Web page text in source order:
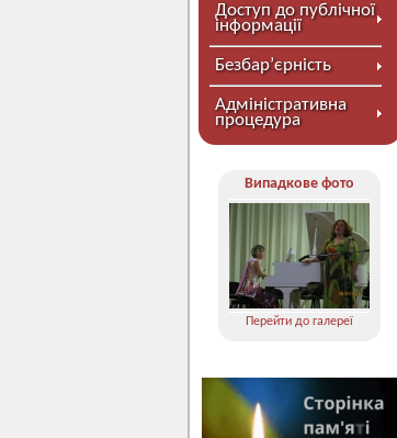
Доступ до публічної
інформації
Безбар’єрність
Адміністративна
процедура
Випадкове фото
Перейти до галереї